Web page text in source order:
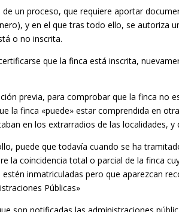
un proceso, que requiere aportar
y en el que tras todo ello, se autoriza
o no inscrita.
que la finca está inscrita,
previa, para comprobar que la finca no
la finca «puede» estar comprendida en
en los extrarradios de las localidades,
puede que todavía cuando se ha
la coincidencia total o parcial de la finca
inmatriculadas pero que aparezcan
Públicas»